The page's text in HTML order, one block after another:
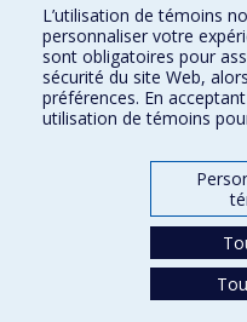
Nous trouver
Plan du site
Accessibilité
L’utilisation de témoins
personnaliser votre
sont obligatoires pour
sécurité du site Web,
préférences. En
utilisation de témoins